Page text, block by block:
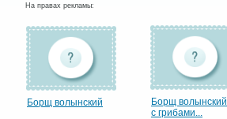
На правах рекламы:
Борщ волынский
Борщ волынский
с грибами...